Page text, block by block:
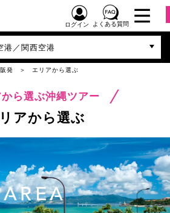
ログイン よくある質問
港／関西空港
発 エリアから選ぶ
ら選ぶ沖縄ツアー
アから選ぶ
AREA